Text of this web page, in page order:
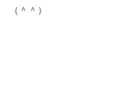
（＾＾）